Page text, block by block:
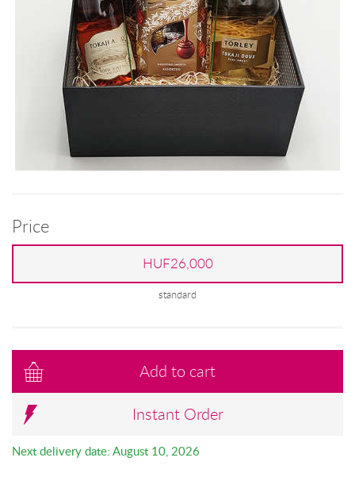
Price
HUF26,000
standard
Add to cart
Instant Order
Next delivery date: August 10, 2026